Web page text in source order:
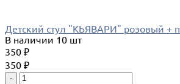
Детский стул "КЬЯВАРИ" розовый +
В наличии 10 шт
350 ₽
350 ₽
-